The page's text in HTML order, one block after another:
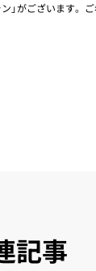
」がございます。
記事